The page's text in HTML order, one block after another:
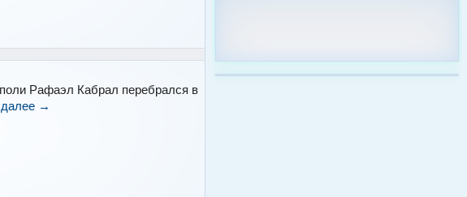
Рафаэл Кабрал перебрался в
→